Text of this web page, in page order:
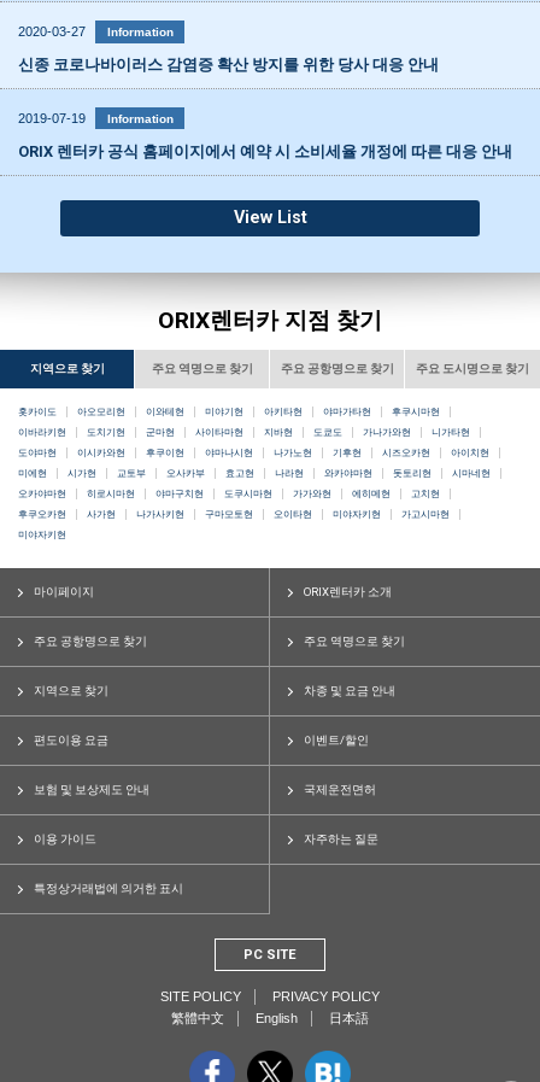
2020-03-27 Information
신종 코로나바이러스 감염증 확산 방지를 위한 당사 대응 안내
2019-07-19 Information
ORIX 렌터카 공식 홈페이지에서 예약 시 소비세율 개정에 따른 대응 안내
View List
ORIX렌터카 지점 찾기
지역으로 찾기 주요 역명으로 찾기 주요 공항명으로 찾기 주요 도시명으로 찾기
홋카이도 아오모리현 이와테현 미야기현 아키타현 야마가타현
후쿠시마현
이바라키현
도치기현 군마현 사이타마현 지바현 도쿄도 가나가와현
니가타현
도야마현
이시카와현 후쿠이현 야마나시현 나가노현 기후현 시즈오카현
아이치현
미에현
시가현 교토부 오사카부 효고현 나라현 와카야마현 돗토리현
시마네현
오카야마현
히로시마현 야마구치현 도쿠시마현 가가와현 에히메현
고치현
후쿠오카현
사가현 나가사키현 구마모토현 오이타현 미야자키현
가고시마현
미야자키현
마이페이지 ORIX렌터카 소개
주요 공항명으로 찾기 주요 역명으로 찾기
지역으로 찾기 차종 및 요금 안내
편도이용 요금 이벤트/할인
보험 및 보상제도 안내 국제운전면허
이용 가이드 자주하는 질문
특정상거래법에 의거한 표시
PC SITE
SITE POLICY
PRIVACY POLICY
繁體中文
English 日本語